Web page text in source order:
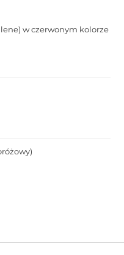
w czerwonym kolorze